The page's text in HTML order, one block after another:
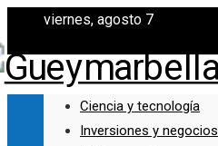
viernes, agosto 7
Ciencia y tecnología
Inversiones y negocios